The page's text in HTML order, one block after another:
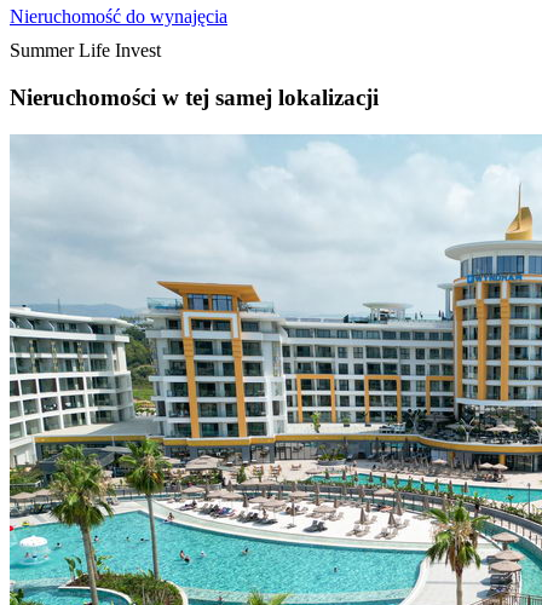
Nieruchomość do wynajęcia
Summer Life Invest
Nieruchomości w tej samej lokalizacji